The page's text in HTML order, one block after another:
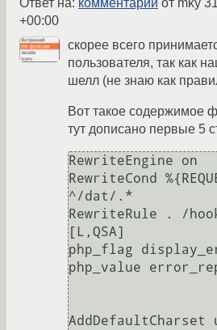
Ответ на: комментарий от mky
+00:00
скорее всего
пользователя, так как
шелл (не знаю как
Вот такое содержимое
тут дописано первые 5
RewriteEngine on
RewriteCond
^/dat/.*
RewriteRule . /
[L,QSA]
php_flag
php_value